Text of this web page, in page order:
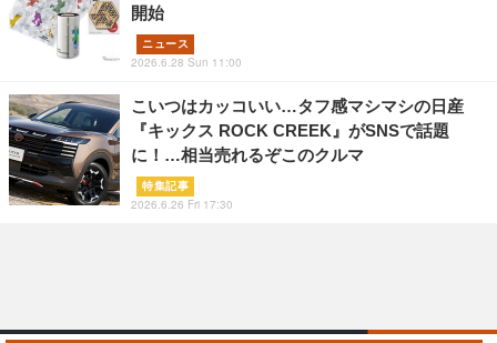
開始
ニュース
2026.6.28 Sun 11:00
こいつはカッコいい…タフ感マシマシの日産
『キックス ROCK CREEK』がSNSで話題
に！…相当売れるぞこのクルマ
特集記事
2026.6.26 Fri 17:30